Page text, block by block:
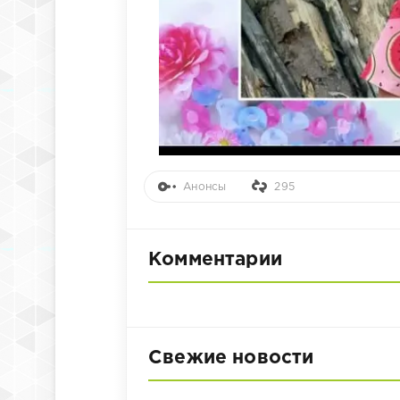
Анонсы 295
Комментарии
Свежие новости